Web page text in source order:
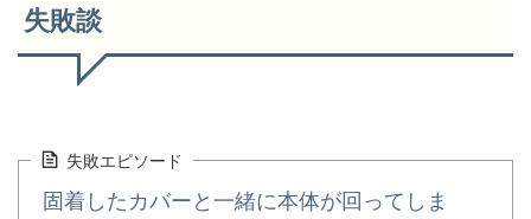
失敗談
失敗エピソード
固着したカバーと一緒に本体が回ってしま